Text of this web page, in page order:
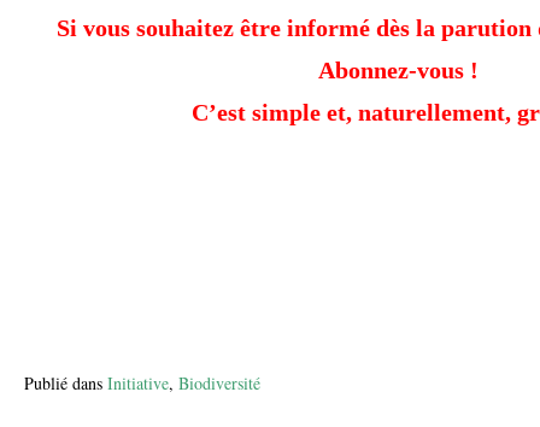
Si vous souhaitez être informé dès la
Abonnez-vous !
C’est simple et, naturellement,
Publié dans Initiative, Biodiversité